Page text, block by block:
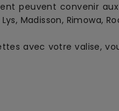
peuvent convenir aux
Madisson, Rimowa,
avec votre valise,